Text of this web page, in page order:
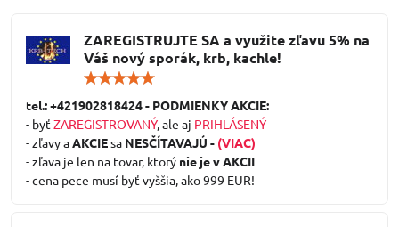
ZAREGISTRUJTE SA a využite zľavu 5% na
Váš nový sporák, krb, kachle!
/
5
tel.: +421902818424 - PODMIENKY AKCIE:
- byť ZAREGISTROVANÝ, ale aj PRIHLÁSENÝ
- zľavy aAKCIEsa NESČÍTAVAJÚ - (VIAC)
- zľava je len na tovar, ktorý nie je v AKCII
- cena pece musí byť vyššia, ako 999 EUR!